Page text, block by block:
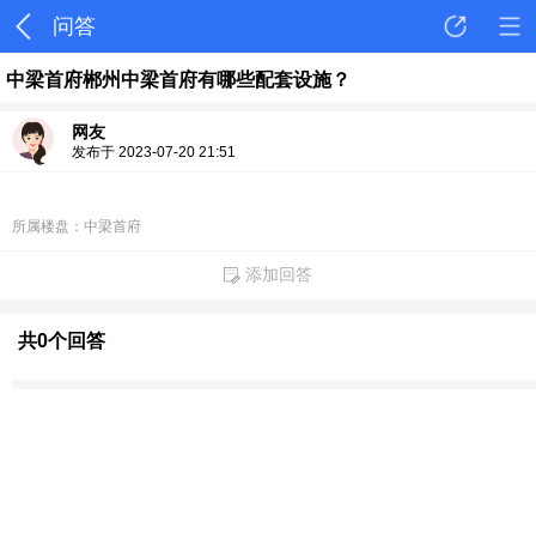
问答
中梁首府郴州中梁首府有哪些配套设施？
网友
发布于 2023-07-20 21:51
所属楼盘：中梁首府
添加回答
共0个回答